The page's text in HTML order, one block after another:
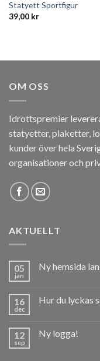
Statyett Sportfigur
39,00 kr
OM OSS
Idrottspremier
statyetter, plaketter,
kunder över hela
organisationer och
AKTUELLT
05
jan
Ny hemsida
16
dec
Hur du lyckas
12
sep
Ny logga!